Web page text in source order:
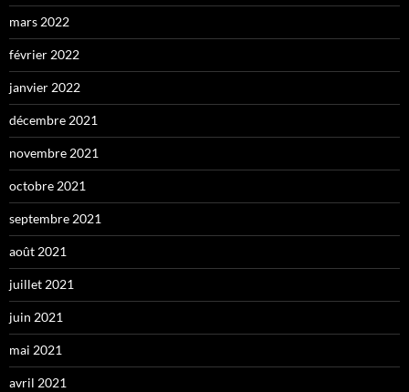
mars 2022
février 2022
janvier 2022
décembre 2021
novembre 2021
octobre 2021
septembre 2021
août 2021
juillet 2021
juin 2021
mai 2021
avril 2021